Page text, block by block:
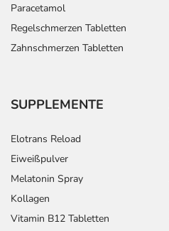
Paracetamol
Regelschmerzen Tabletten
Zahnschmerzen Tabletten
SUPPLEMENTE
Elotrans Reload
Eiweißpulver
Melatonin Spray
Kollagen
Vitamin B12 Tabletten